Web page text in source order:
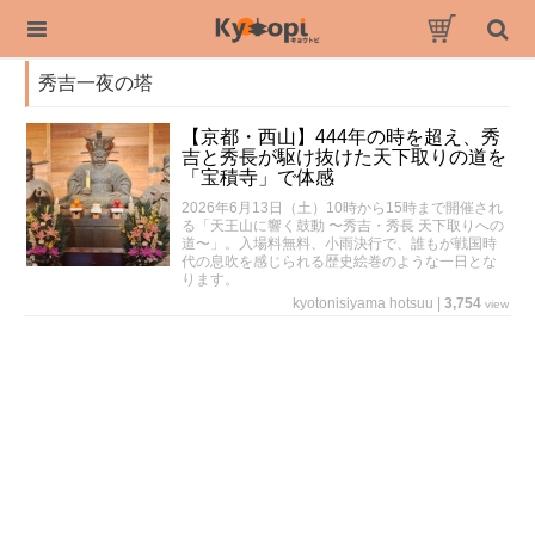
秀吉一夜の塔
【京都・西山】444年の時を超え、秀
吉と秀長が駆け抜けた天下取りの道を
「宝積寺」で体感
2026年6月13日（土）10時から15時まで開催され
る「天王山に響く鼓動 〜秀吉・秀長 天下取りへの
道〜」。入場料無料、小雨決行で、誰もが戦国時
代の息吹を感じられる歴史絵巻のような一日とな
ります。
kyotonisiyama hotsuu
3,754 view